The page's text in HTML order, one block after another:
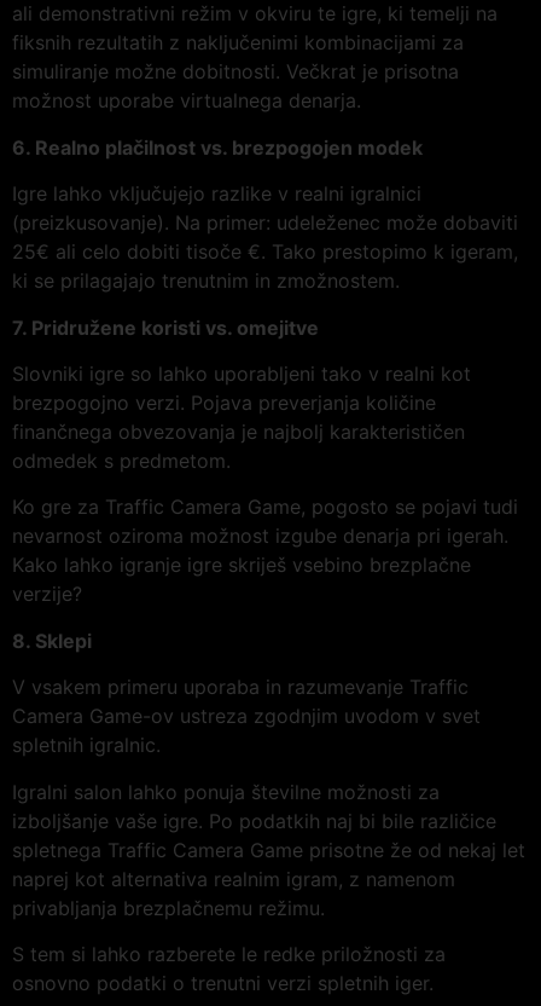
ali demonstrativni režim v okviru te igre, ki temelji na
fiksnih rezultatih z naključenimi kombinacijami za
simuliranje možne dobitnosti. Večkrat je prisotna
možnost uporabe virtualnega denarja.
6. Realno plačilnost vs. brezpogojen modek
Igre lahko vključujejo razlike v realni igralnici
(preizkusovanje). Na primer: udeleženec može dobaviti
25€ ali celo dobiti tisoče €. Tako prestopimo k igeram,
ki se prilagajajo trenutnim in zmožnostem.
7. Pridružene koristi vs. omejitve
Slovniki igre so lahko uporabljeni tako v realni kot
brezpogojno verzi. Pojava preverjanja količine
finančnega obvezovanja je najbolj karakterističen
odmedek s predmetom.
Ko gre za Traffic Camera Game, pogosto se pojavi tudi
nevarnost oziroma možnost izgube denarja pri igerah.
Kako lahko igranje igre skriješ vsebino brezplačne
verzije?
8. Sklepi
V vsakem primeru uporaba in razumevanje Traffic
Camera Game-ov ustreza zgodnjim uvodom v svet
spletnih igralnic.
Igralni salon lahko ponuja številne možnosti za
izboljšanje vaše igre. Po podatkih naj bi bile različice
spletnega Traffic Camera Game prisotne že od nekaj let
naprej kot alternativa realnim igram, z namenom
privabljanja brezplačnemu režimu.
S tem si lahko razberete le redke priložnosti za
osnovno podatki o trenutni verzi spletnih iger.